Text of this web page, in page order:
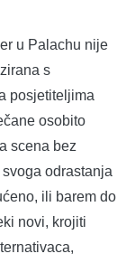
u Palachu nije
s
posjetiteljima
osobito
scena bez
odrastanja
ili barem do
novi, krojiti